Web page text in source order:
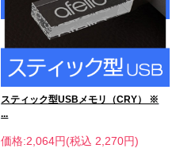
スティック型USBメモリ（CRY） ※
...
価格:2,064円(税込 2,270円)